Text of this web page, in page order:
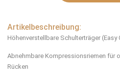
Artikelbeschreibung:
Höhenverstellbare Schulterträger (Easy
Abnehmbare Kompressionsriemen für
Rücken